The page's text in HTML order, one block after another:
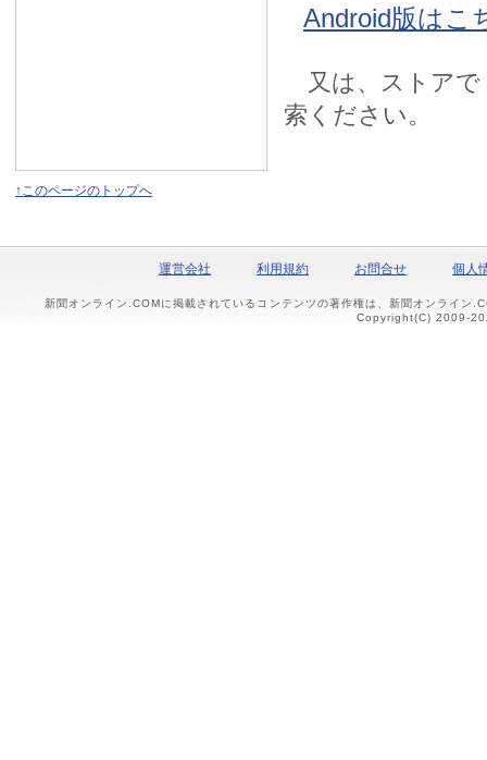
Android版はこ
又は、ストアで
索ください。
↑このページのトップへ
運営会社 利用規約 お問合せ 個人
新聞オンライン.COMに掲載されているコンテンツの著作権は、新聞オンライン
Copyright(C) 2009-